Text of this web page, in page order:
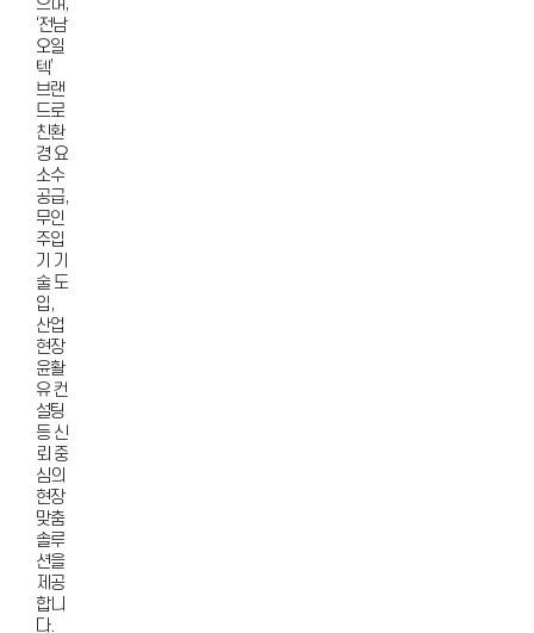
으며,
‘전남
오일
텍’
브랜
드로
친환
경 요
소수
공급,
무인
주입
기 기
술 도
입,
산업
현장
윤활
유 컨
설팅
등 신
뢰 중
심의
현장
맞춤
솔루
션을
제공
합니
다.